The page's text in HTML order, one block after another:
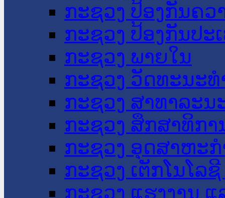
ກະຊວງ ປ້ອງກັນຄວ
ກະຊວງ ປ້ອງກັນປະ
ກະຊວງ ພາຍໃນ
ກະຊວງ ວັດທະນະ
ກະຊວງ ສາທາລະນ
ກະຊວງ ສຶກສາທິກາ
ກະຊວງ ອຸດສາຫະ
ກະຊວງ ເຕັກໂນໂລ
ກະຊວງ ແຮງງານ